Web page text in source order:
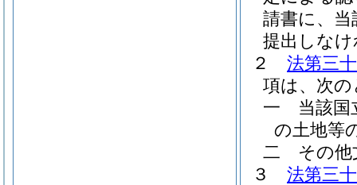
請書に、
提出しな
２
法第三
項は、次
一
当該国
の土地等
二
その
３
法第三